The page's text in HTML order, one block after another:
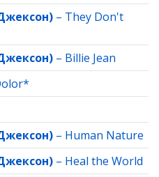
– They Don't
– Billie Jean
– Human Nature
– Heal the World